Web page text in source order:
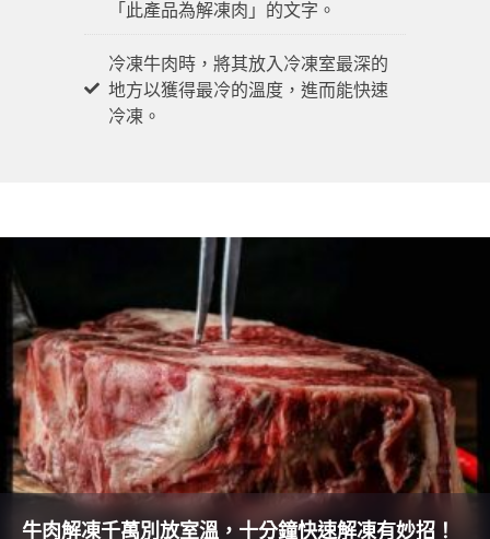
「此產品為解凍肉」的文字。
冷凍牛肉時，將其放入冷凍室最深的
地方以獲得最冷的溫度，進而能快速
冷凍。
牛肉解凍千萬別放室溫，十分鐘快速解凍有妙招！